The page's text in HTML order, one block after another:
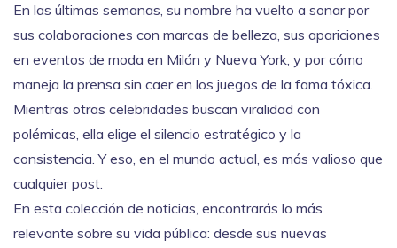
En las últimas semanas, su nombre ha vuelto a sonar por
sus colaboraciones con marcas de belleza, sus apariciones
en eventos de moda en Milán y Nueva York, y por cómo
maneja la prensa sin caer en los juegos de la fama tóxica.
Mientras otras celebridades buscan viralidad con
polémicas, ella elige el silencio estratégico y la
consistencia. Y eso, en el mundo actual, es más valioso que
cualquier post.
En esta colección de noticias, encontrarás lo más
relevante sobre su vida pública: desde sus nuevas